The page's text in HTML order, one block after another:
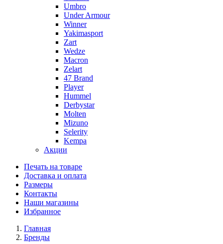
Umbro
Under Armour
Winner
Yakimasport
Zart
Wedze
Macron
Zelart
47 Brand
Player
Hummel
Derbystar
Molten
Mizuno
Selerity
Kempa
Акции
Печать на товаре
Доставка и оплата
Размеры
Контакты
Наши магазины
Избранное
Главная
Бренды